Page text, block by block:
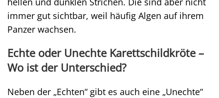
immer gut sichtbar, weil häufig Algen auf ihrem
Panzer wachsen.
Echte oder Unechte Karettschildkröte –
Wo ist der Unterschied?
Neben der „Echten“ gibt es auch eine „Unechte“